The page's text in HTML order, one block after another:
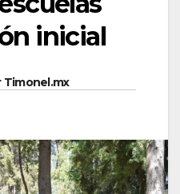
inicial
Timonel.mx